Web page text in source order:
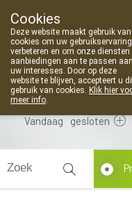
09
Vandaag gesloten
Cookies
Deze website maakt gebruik van
cookies om uw
verbeteren en om onze diensten
aanbiedingen aan te passen aan
uw interesses. Door op deze
website te blijven, accepteert u
gebruik van cookies. Klik hier
meer info.